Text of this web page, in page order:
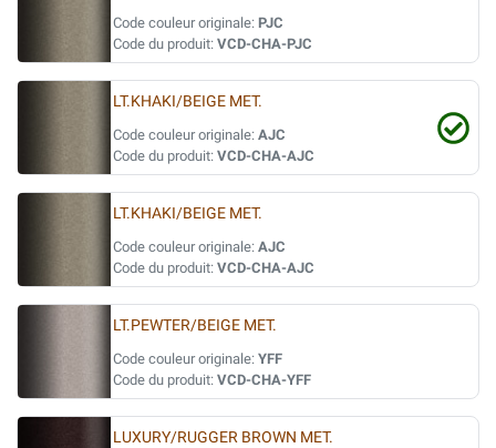
Code couleur originale: PJC
Code du produit: VCD-CHA-PJC
LT.KHAKI/BEIGE MET.
Code couleur originale: AJC
Code du produit: VCD-CHA-AJC
LT.KHAKI/BEIGE MET.
Code couleur originale: AJC
Code du produit: VCD-CHA-AJC
LT.PEWTER/BEIGE MET.
Code couleur originale: YFF
Code du produit: VCD-CHA-YFF
LUXURY/RUGGER BROWN MET.